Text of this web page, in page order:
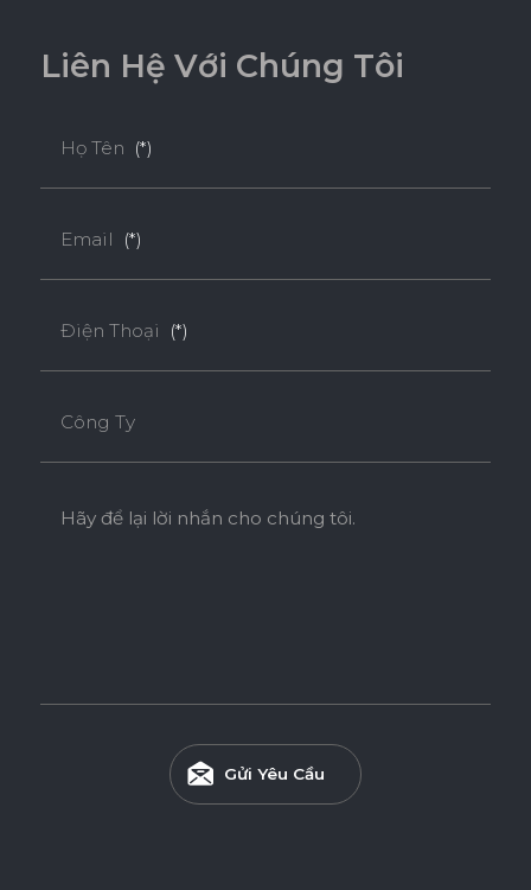
Liên Hệ Với Chúng Tôi
Họ Tên (*)
Email (*)
Điện Thoại (*)
Công Ty
Hãy để lại lời nhắn cho chúng tôi.
Gửi Yêu Cầu